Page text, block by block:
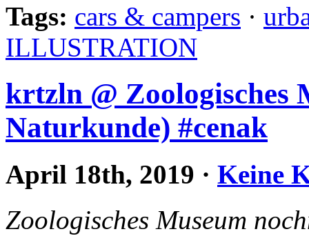
Tags: cars & campers ·
ILLUSTRATION
krtzln @ Zoologisches
Naturkunde) #cenak
April 18th, 2019 · Keine
Zoologisches Museum